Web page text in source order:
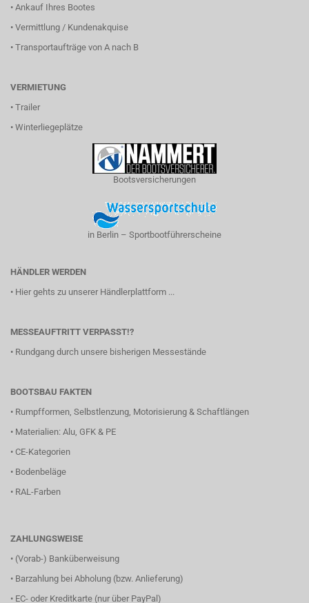
• Ankauf Ihres Bootes
• Vermittlung / Kundenakquise
• Transportaufträge von A nach B
VERMIETUNG
• Trailer
• Winterliegeplätze
Bootsversicherungen
in Berlin – Sportbootführerscheine
HÄNDLER WERDEN
• Hier gehts zu unserer Händlerplattform ...
MESSEAUFTRITT VERPASST!?
• Rundgang durch unsere bisherigen Messestände
BOOTSBAU FAKTEN
• Rumpfformen, Selbstlenzung, Motorisierung & Schaftlängen
• Materialien: Alu, GFK & PE
• CE-Kategorien
• Bodenbeläge
• RAL-Farben
ZAHLUNGSWEISE
• (Vorab-) Banküberweisung
• Barzahlung bei Abholung (bzw. Anlieferung)
• EC- oder Kreditkarte (nur über PayPal)